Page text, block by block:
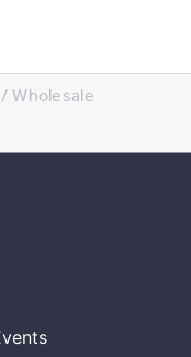
Wholesale